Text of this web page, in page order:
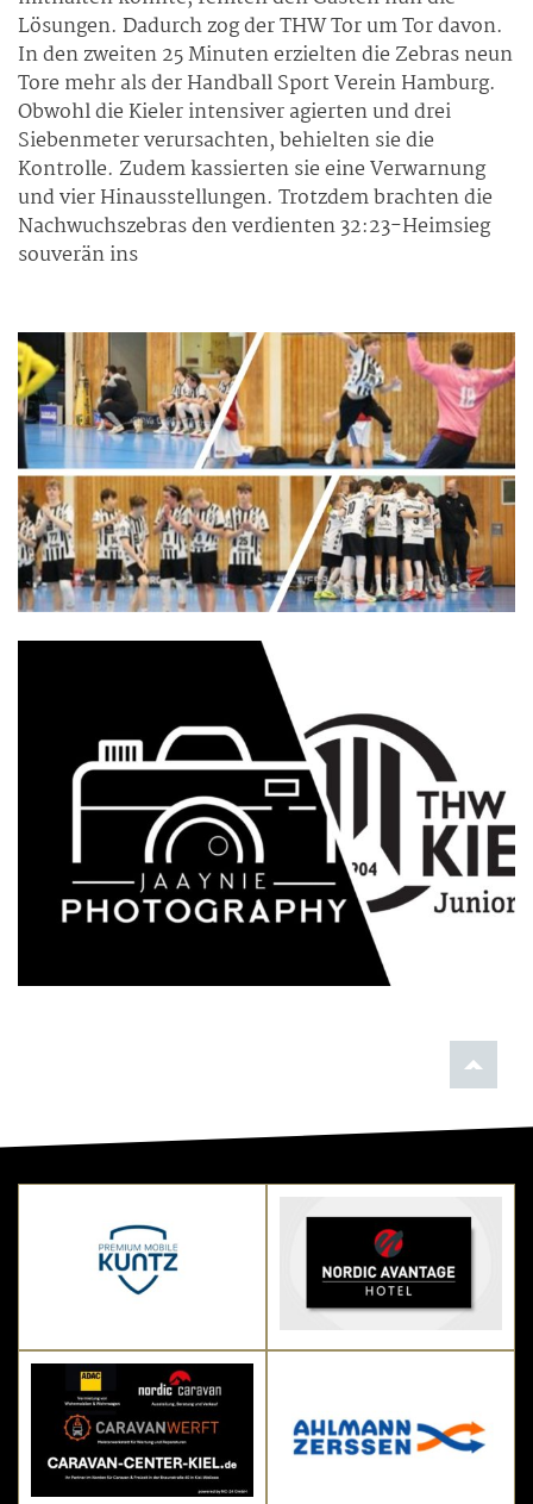
Lösungen. Dadurch zog der THW Tor um Tor davon.
In den zweiten 25 Minuten erzielten die Zebras neun
Tore mehr als der Handball Sport Verein Hamburg.
Obwohl die Kieler intensiver agierten und drei
Siebenmeter verursachten, behielten sie die
Kontrolle. Zudem kassierten sie eine Verwarnung
und vier Hinausstellungen. Trotzdem brachten die
Nachwuchszebras den verdienten 32:23-Heimsieg
souverän ins